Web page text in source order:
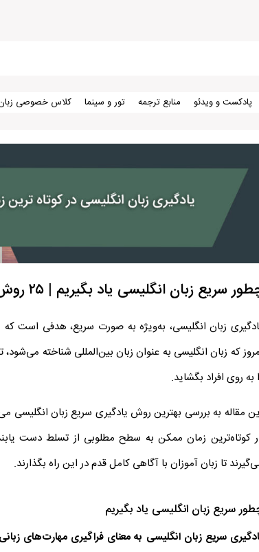
پادکست و ویدئو منابع ترجمه تور و سینما کلاس خصوصی
سریع زبان انگلیسی یاد بگیریم | ۲۵ روش مؤثر و اثبات‌شده
زبان انگلیسی، به‌ویژه به صورت سریع، هدفی است که
که زبان انگلیسی به عنوان زبان بین‌المللی شناخته
به روی افراد بگشاید.
مقاله به بررسی بهترین روش یادگیری سریع زبان انگلیسی
کوتاه‌ترین زمان ممکن به سطح مطلوبی از تسلط دست
تا زبان آموزان با آگاهی کامل قدم در این راه بگذارند.
سریع زبان انگلیسی یاد بگیریم
سریع زبان انگلیسی به معنای فراگیری مهارت‌های